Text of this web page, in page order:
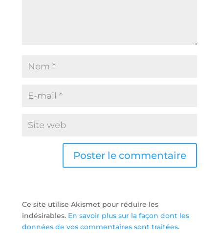
Ce site utilise Akismet pour réduire les
indésirables. En savoir plus sur la façon dont les
données de vos commentaires sont traitées.